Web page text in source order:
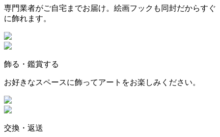
専門業者がご自宅までお届け。絵画フックも同封だからすぐ
に飾れます。
飾る・鑑賞する
お好きなスペースに飾ってアートをお楽しみください。
交換・返送